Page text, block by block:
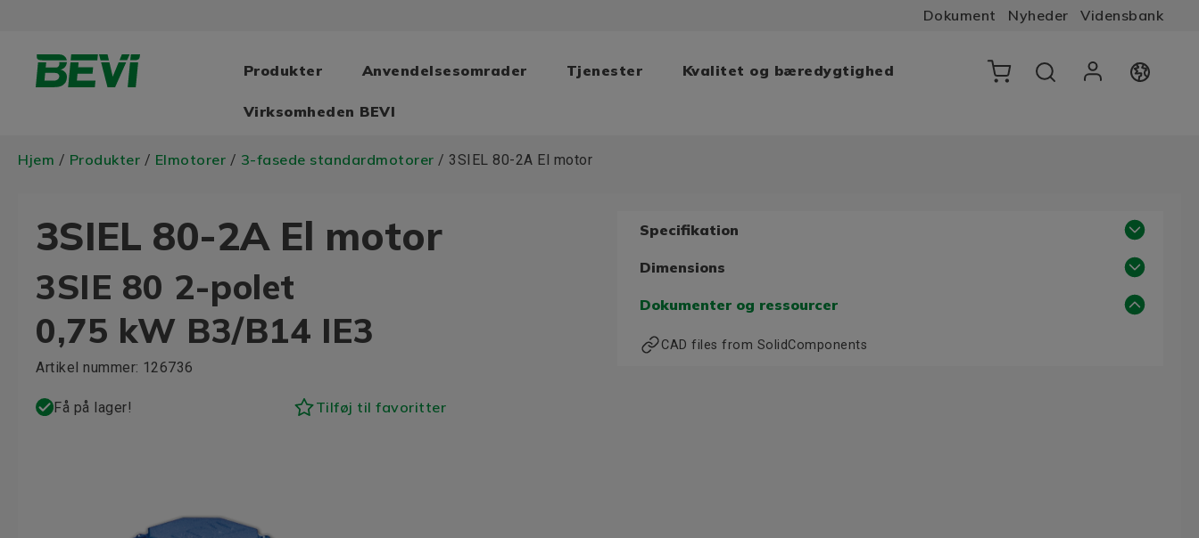
Dokument Nyheder Vidensbank
Produkter Anvendelsesomrader Tjenester Kvalitet og bæredygtighed
Virksomheden BEVI
Hjem / Produkter / Elmotorer / 3-fasede standardmotorer / 3SIEL 80-2A El motor
3SIEL 80-2A El motor
3SIE 80 2-polet
0,75 kW B3/B14 IE3
Artikel nummer: 126736
Få på lager! Tilføj til favoritter
Specifikation
Dimensions
Dokumenter og ressourcer
CAD files from SolidComponents